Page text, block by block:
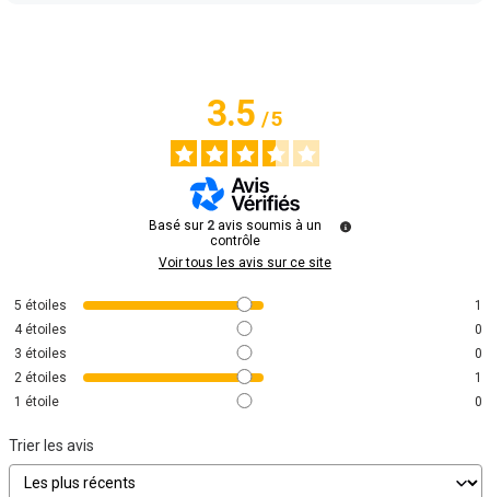
3.5/5
Basé sur 2 avis soumis à un
contrôle
Voir tous les avis sur ce site
5 étoiles
1
4 étoiles
0
3 étoiles
0
2 étoiles
1
1 étoile 0
Trier les avis